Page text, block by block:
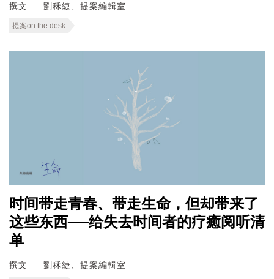
撰文 劉秝緁、提案編輯室
提案on the desk
时间带走青春、带走生命，但却带来了
这些东西──给失去时间者的疗癒阅听清
单
撰文 劉秝緁、提案編輯室